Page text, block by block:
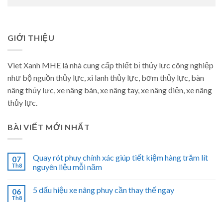
GIỚI THIỆU
Viet Xanh MHE là nhà cung cấp thiết bị thủy lực công nghiệp
như bộ nguồn thủy lực, xi lanh thủy lực, bơm thủy lực, bàn
nâng thủy lực, xe nâng bàn, xe nâng tay, xe nâng điện, xe nâng
thủy lực.
BÀI VIẾT MỚI NHẤT
07
Th8
Quay rót phuy chính xác giúp tiết kiệm hàng trăm lít
nguyên liệu mỗi năm
06
Th8
5 dấu hiệu xe nâng phuy cần thay thế ngay